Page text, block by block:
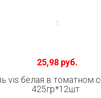
25,98 руб.
vis белая в томатном
425гр*12шт